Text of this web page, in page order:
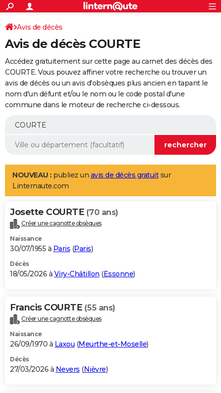
ACTUALITÉS
Politique
Société
Faits Divers
Education
Monde
Villes
+
SPORT
Coupe du monde 2026
Football
Tennis
Cyclisme
Rugby
Forum
Programme TV
TNT
Streaming
Cinéma
Sorties cinéma
Musique
+
FINANCE
Retraite
Epargne
Immobilier
Risques naturels par ville
Banque
Assurance
AUTO
Essais
Réserver un essai
Citadines
Berlines
SUV
Forum auto
+
Mobiles
Meilleur smartphone
Internet
Ordinateurs
Jeux vidéo
Guide high-tech
Aménagement intérieur
LIFESTYLE
Art de vivre
Bien-être
Loisirs
Mode
Modes de vie
Alimentation
Guide de la santé
Maladies
Médicaments
Sommeil
VOYAGE
Destinations
City break
Voyage nature
Voyage de noces
Forum
Climat
+PHOTO
GUIDES D'ACHAT
BONS PLANS
Carte de Noël
Carte Bonne année
Carte Saint-Valentin
Carte Pâques
Carte d'anniversaire
DICTIONNAIRE
Dictionnaire
Biographies
Citations
Expressions
Proverbes
PROGRAMME TV
S'inscrire
Se connecter
Lycées
Collèges
Primaires
Universités
Entreprises
Service militaire
Avis de recherche
AVIS DE DÉCÈS
Avis de décès
Avis de décès COURTE
Accédez gratuitement sur cette page au carnet des décès des
COURTE. Vous pouvez affiner votre recherche ou trouver un
avis de décès ou un avis d'obsèques plus ancien en tapant le
nom d'un défunt et/ou le nom ou le code postal d'une
commune dans le moteur de recherche ci-dessous.
NOUVEAU : publiez un avis de décès gratuitsur
Linternaute.com
Josette COURTE (70 ans)
Créer une cagnotte obsèques
Naissance
30/07/1955 à Paris (Paris)
Décès
18/05/2026 à Viry-Châtillon (Essonne)
Francis COURTE (55 ans)
Créer une cagnotte obsèques
Naissance
26/09/1970 à Laxou (Meurthe-et-Moselle)
Décès
27/03/2026 à Nevers (Nièvre)